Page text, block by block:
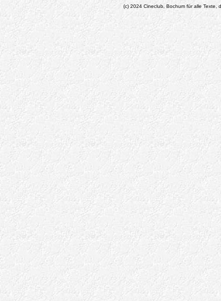
(c) 2024 Cineclub, Bochum für alle Texte,